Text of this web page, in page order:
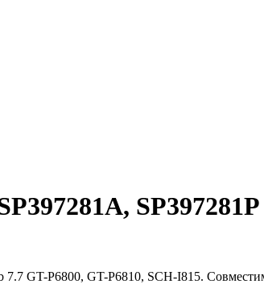
SP397281P
7.7 GT-P6800, GT-P6810, SCH-I815.